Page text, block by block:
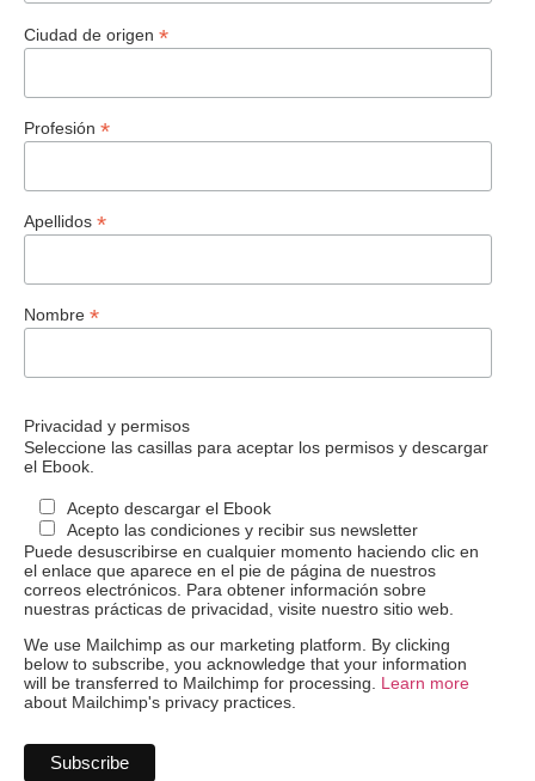
Ciudad de origen *
Profesión *
Apellidos *
Nombre *
Privacidad y permisos
Seleccione las casillas para aceptar los permisos y descargar
el Ebook.
Acepto descargar el Ebook
Acepto las condiciones y recibir sus newsletter
Puede desuscribirse en cualquier momento haciendo clic en
el enlace que aparece en el pie de página de nuestros
correos electrónicos. Para obtener información sobre
nuestras prácticas de privacidad, visite nuestro sitio web.
We use Mailchimp as our marketing platform. By clicking
below to subscribe, you acknowledge that your information
will be transferred to Mailchimp for processing. Learn more
about Mailchimp's privacy practices.